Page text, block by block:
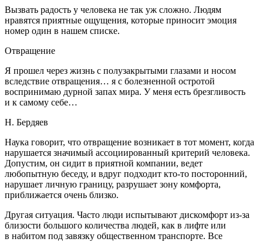
Вызвать радость у человека не так уж сложно. Людям
нравятся приятные ощущения, которые приносит эмоция
номер один в нашем списке.
Отвращение
Я прошел через жизнь с полузакрытыми глазами и носом
вследствие отвращения… я с болезненной остротой
воспринимаю дурной запах мира. У меня есть брезгливость
и к самому себе…
Н. Бердяев
Наука говорит, что отвращение возникает в тот момент, когда
нарушается значимый ассоциированный критерий человека.
Допустим, он сидит в приятной компании, ведет
любопытную беседу, и вдруг подходит кто-то посторонний,
нарушает личную границу, разрушает зону комфорта,
приближается очень близко.
Другая ситуация. Часто люди испытывают дискомфорт из-за
близости большого количества людей, как в лифте или
в набитом под завязку общественном транспорте. Все